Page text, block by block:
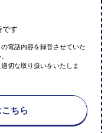
です
電話内容を録音させていた
切な取り扱いをいたしま
ちら